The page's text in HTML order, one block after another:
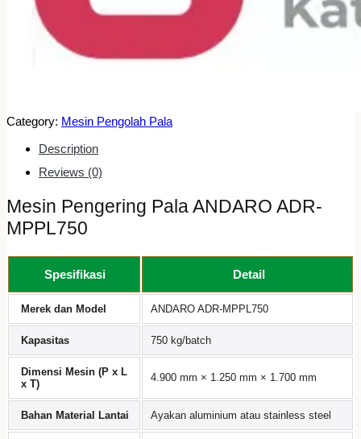
Category: Mesin Pengolah Pala
Description
Reviews (0)
Mesin Pengering Pala ANDARO ADR-
MPPL750
Spesifikasi Detail
Merek dan Model ANDARO ADR-MPPL750
Kapasitas 750 kg/batch
Dimensi Mesin (P x L
x T)
4.900 mm × 1.250 mm × 1.700 mm
Bahan Material Lantai Ayakan aluminium atau stainless steel